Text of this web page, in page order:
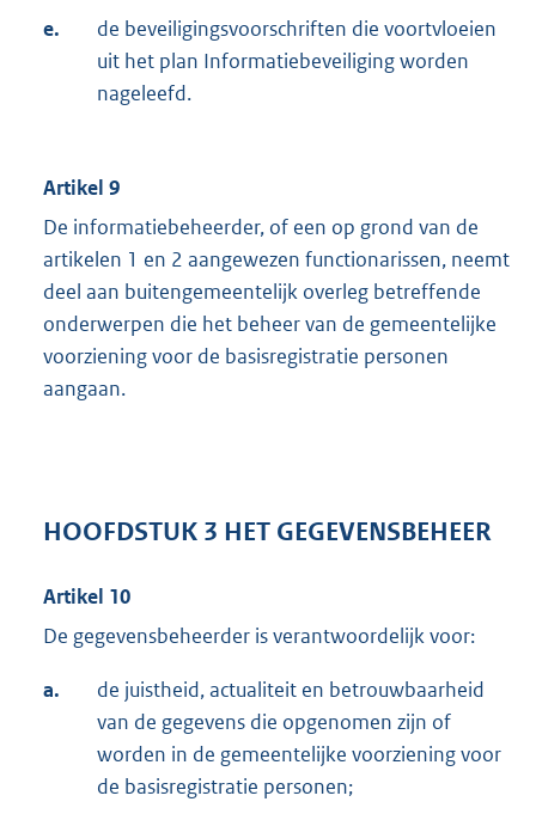
e.
de beveiligingsvoorschriften die voortvloeien
uit het plan Informatiebeveiliging worden
nageleefd.
Artikel 9
De informatiebeheerder, of een op grond van de
artikelen 1 en 2 aangewezen functionarissen, neemt
deel aan buitengemeentelijk overleg betreffende
onderwerpen die het beheer van de gemeentelijke
voorziening voor de basisregistratie personen
aangaan.
HOOFDSTUK 3 HET GEGEVENSBEHEER
Artikel 10
De gegevensbeheerder is verantwoordelijk voor:
a.
de juistheid, actualiteit en betrouwbaarheid
van de gegevens die opgenomen zijn of
worden in de gemeentelijke voorziening voor
de basisregistratie personen;